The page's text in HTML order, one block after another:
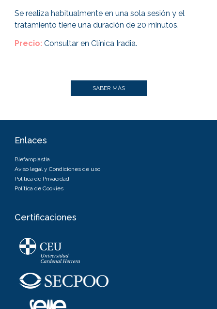
Se realiza habitualmente en una sola sesión y el
tratamiento tiene una duración de 20 minutos.
Precio: Consultar en Clínica Iradia.
SABER MÁS
Enlaces
Blefaroplastia
Aviso legal y Condiciones de uso
Política de Privacidad
Política de Cookies
Certificaciones